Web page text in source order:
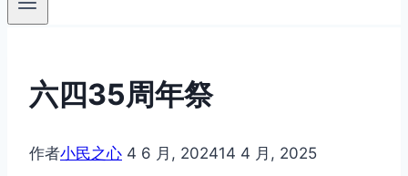
六四35周年祭
作者小民之心 4 6 月, 202414 4 月, 2025